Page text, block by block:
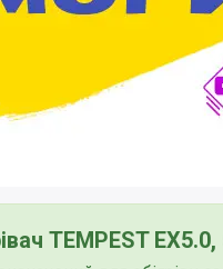
TEMPEST